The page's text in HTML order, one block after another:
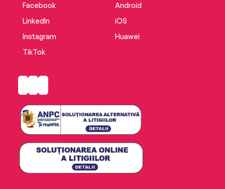
Facebook
LinkedIn
Instagram
TikTok
Android
iOS
Huawei